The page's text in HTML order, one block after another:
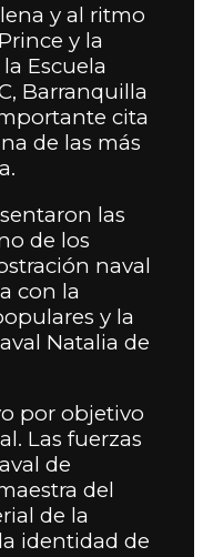
y al ritmo
y la
Escuela
Barranquilla
cita
de las más
las
de los
naval
con la
y la
Natalia de
por objetivo
Las fuerzas
de
del
de la
identidad de